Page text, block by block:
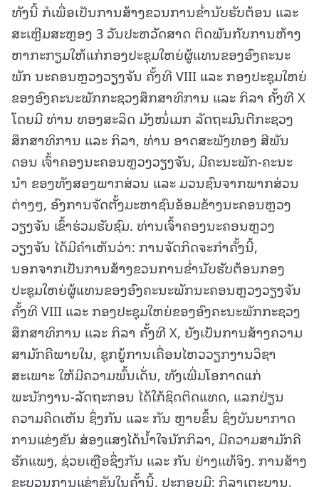
ທັງນີ້ ກໍເພື່ອເປັນການສ້າງຂວນການຂໍ່ານັບຮັບຕ້ອນ ແລະ
ສະເຫຼີມສະຫຼອງ 3 ວັນປະຫວັດສາດ ຕິດພັນກັບການຫ້າງ
ຫາກະກຽມໃຫ້ແກ່ກອງປະຊຸມໃຫຍ່ຜູ້ແທນຂອງອົງຄະນະ
ພັກ ນະຄອນຫຼວງວຽງຈັນ ຄັ້ງທີ VIII ແລະ ກອງປະຊຸມໃຫຍ່
ຂອງອົງຄະນະພັກກະຊວງສຶກສາທິການ ແລະ ກິລາ ຄັ້ງທີ X
ໂດຍມີ ທ່ານ ທອງສະລິດ ມັງໜໍ່ເມກ ລັດຖະມົນຕີກະຊວງ
ສຶກສາທິການ ແລະ ກິລາ, ທ່ານ ອາດສະພັງທອງ ສີພັນ
ດອນ ເຈົ້າຄອງນະຄອນຫຼວງວຽງຈັນ, ມີຄະນະພັກ-ຄະນະ
ນໍາ ຂອງທັງສອງພາກສ່ວນ ແລະ ມວນຊົນຈາກພາກສ່ວນ
ຕ່າງໆ, ອົງການຈັດຕັ້ງມະຫາຊົນອ້ອມຂ້າງນະຄອນຫຼວງ
ວຽງຈັນ ເຂົ້າຮ່ວມຮັບຊົມ. ທ່ານເຈົ້າຄອງນະຄອນຫຼວງ
ວຽງຈັນ ໄດ້ມີຄໍາເຫັນວ່າ: ການຈັດກິດຈະກໍາຄັ້ງນີ້,
ນອກຈາກເປັນການສ້າງຂວນການຂໍ່ານັບຮັບຕ້ອນກອງ
ປະຊຸມໃຫຍ່ຜູ້ແທນຂອງອົງຄະນະພັກນະຄອນຫຼວງວຽງຈັນ
ຄັ້ງທີ VIII ແລະ ກອງປະຊຸມໃຫຍ່ຂອງອົງຄະນະພັກກະຊວງ
ສຶກສາທິການ ແລະ ກິລາ ຄັ້ງທີ X, ຍັງເປັນການສ້າງຄວາມ
ສາມັກຄີພາຍໃນ, ຊຸກຍູ້ການເຄື່ອນໄຫວວຽກງານວິຊາ
ສະເພາະ ໃຫ້ມີຄວາມພົ້ນເດັ່ນ, ທັງເພີ່ມໂອກາດແກ່
ພະນັກງານ-ລັດຖະກອນ ໄດ້ໃກ້ຊິດຕິດແທດ, ແລກປ່ຽນ
ຄວາມຄິດເຫັນ ຊຶ່ງກັນ ແລະ ກັນ ຫຼາຍຂຶ້ນ ຊຶ່ງບັນຍາກາດ
ການແຂ່ງຂັນ ສ່ອງແສງໄດ້ນໍ້າໃຈນັກກິລາ, ມີຄວາມສາມັກຄີ
ຮັກແພງ, ຊ່ວຍເຫຼືອຊຶ່ງກັນ ແລະ ກັນ ຢ່າງແທ້ຈິງ. ການສ້າງ
ຂະບວນການແຂ່ງຂັນໃນຄັ້ງນີ້, ປະກອບມີ: ກິລາເຕະບານ,